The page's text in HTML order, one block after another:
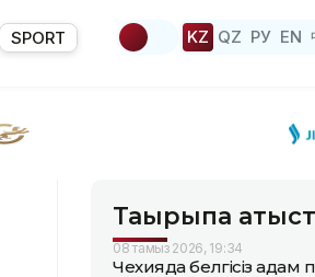
SPORT KZ QZ РУ EN
Тақырыпқа
08 тамыз 2026, 19:34
Чехияда белгісіз адам